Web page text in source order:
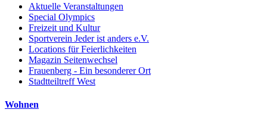
Aktuelle Veranstaltungen
Special Olympics
Freizeit und Kultur
Sportverein Jeder ist anders e.V.
Locations für Feierlichkeiten
Magazin Seitenwechsel
Frauenberg - Ein besonderer Ort
Stadtteiltreff West
Wohnen